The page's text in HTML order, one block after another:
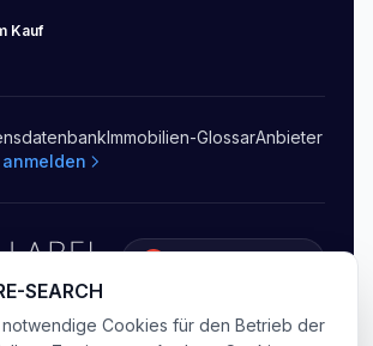
Kauf
Immobilien-GlossarAnbieter
B.V..Alle Rechte vorbehalten
SEARCH
Cookies für den Betrieb der